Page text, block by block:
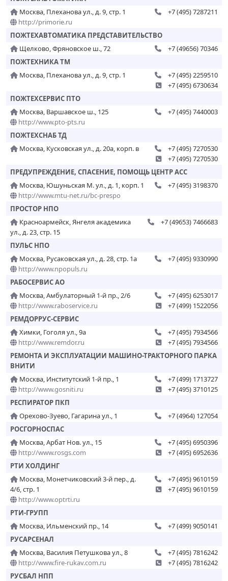
Москва, Плеханова ул., д. 9, стр. 1
http://primorie.ru
+7 (495) 7287211
ПОЖТЕХАВТОМАТИКА ПРЕДСТАВИТЕЛЬСТВО
Щелково, Фряновское ш., 72
+7 (49656) 70346
ПОЖТЕХНИКА ТМ
Москва, Плеханова ул., д. 9, стр. 1
+7 (495) 2259510
+7 (495) 6730634
ПОЖТЕХСЕРВИС ПТО
Москва, Варшавское ш., 125
http://www.pto-pts.ru
+7 (495) 7440003
ПОЖТЕХСНАБ ТД
Москва, Кусковская ул., д. 20а, корп. в
+7 (495) 7270530
+7 (495) 7270530
ПРЕДУПРЕЖДЕНИЕ, СПАСЕНИЕ, ПОМОЩЬ ЦЕНТР АСС
Москва, Юшуньская М. ул., д. 1, корп. 1
http://www.mtu-net.ru/bc-prespo
+7 (495) 3198370
ПРОСТОР НПО
Красноармейск, Янгеля академика
ул., д. 23, стр. 15
+7 (49653) 7466683
ПУЛЬС НПО
Москва, Русаковская ул., д. 28, стр. 1а
http://www.npopuls.ru
+7 (495) 9330990
РАБОСЕРВИС АО
Москва, Амбулаторный 1-й пр., 2/6
http://www.raboservice.ru
+7 (495) 6253017
+7 (499) 1522056
РЕМДОРРУС-СЕРВИС
Химки, Гоголя ул., 9а
http://www.remdor.ru
+7 (495) 7934566
+7 (495) 7934566
РЕМОНТА И ЭКСПЛУАТАЦИИ МАШИНО-ТРАКТОРНОГО ПАРКА
ВНИТИ
Москва, Институтский 1-й пр., 1
http://www.gosniti.ru
+7 (499) 1713727
+7 (495) 3710125
РЕСПИРАТОР ПКП
Орехово-Зуево, Гагарина ул., 1
+7 (4964) 127054
РОСГОРНОСПАС
Москва, Арбат Нов. ул., 15
http://www.rosgs.com
+7 (495) 6950396
+7 (495) 6952636
РТИ ХОЛДИНГ
Москва, Монетчиковский 3-й пер., д.
4/6, стр. 1
http://www.optrti.ru
+7 (495) 9610159
+7 (495) 9610159
РТИ-ГРУПП
Москва, Ильменский пр., 14
+7 (499) 9050141
РУСАРСЕНАЛ
Москва, Василия Петушкова ул., 8
http://www.fire-rukav.com.ru
+7 (495) 7816242
+7 (495) 7816242
РУСБАЛ НПП